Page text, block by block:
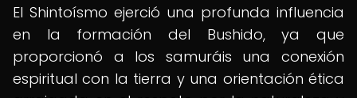
El Shintoísmo ejerció una profunda influencia
en la formación del Bushido, ya que
proporcionó a los samuráis una conexión
espiritual con la tierra y una orientación ética